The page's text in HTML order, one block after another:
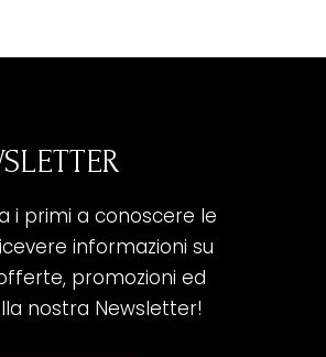
i primi a conoscere le
informazioni su
promozioni ed
nostra Newsletter!